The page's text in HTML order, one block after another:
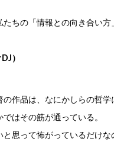
たちの「情報との向き合い方
）
の作品は、なにかしらの哲学
はその筋が通っている。
思って怖がっているだけな